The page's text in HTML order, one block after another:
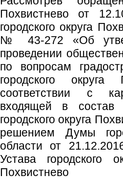
Похвистнево от
городского округа
№ 43-272 «Об
проведении
по вопросам
городского
соответствии с
входящей в состав
городского округа
решением Думы
области от
Устава городского
Похвистнево